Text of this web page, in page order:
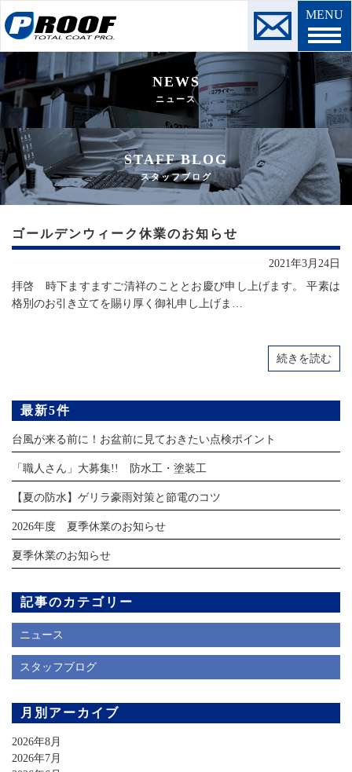
MENU
NEWS
ニュース
STAFF BLOG
スタッフブログ
ゴールデンウィーク休業のお知らせ
2021年3月24日
拝啓 時下ますますご清祥のこととお慶び申し上げます。 平素は
格別のお引き立てを賜り厚く御礼申し上げま…
続きを読む
最新5件
台風が来る前に！お盆前に見ておきたい点検ポイント
「職人さん」大募集!! 防水工・塗装工
【夏の防水】ゲリラ豪雨対策と節電のコツ
2026年度 夏季休業のお知らせ
夏季休業のお知らせ
記事のカテゴリー
ニュース
スタッフブログ
月別アーカイブ
2026年8月
2026年7月